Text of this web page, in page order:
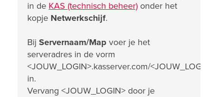
in de KAS (technisch beheer) onder het
kopje Netwerkschijf.
Bij Servernaam/Map voer je het
serveradres in de vorm
<JOUW_LOGIN>.kasserver.com/<JOUW_LOGIN>
in.
Vervang <JOUW_LOGIN> door je